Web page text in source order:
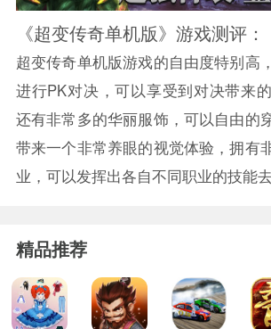
《超变传奇单机版》游戏测评：
超变传奇单机版游戏的自由度特别高
进行PK对决，可以享受到对决带来
还有非常多的华丽服饰，可以自由的
带来一个非常养眼的视觉体验，拥有
业，可以发挥出各自不同职业的技能去
精品推荐